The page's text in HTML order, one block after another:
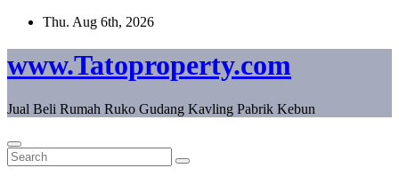
Skip
content
Thu. Aug 6th, 2026
www.Tatoproperty.com
Jual Beli Rumah Ruko Gudang Kavling Pabrik Kebun